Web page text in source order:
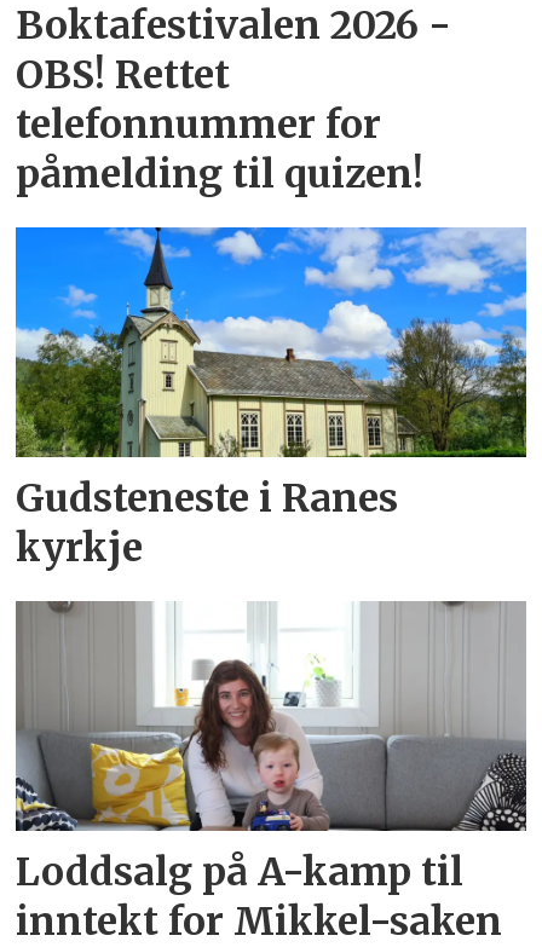
Boktafestivalen 2026 -
OBS! Rettet
telefonnummer for
påmelding til quizen!
Gudsteneste i Ranes
kyrkje
Loddsalg på A-kamp til
inntekt for Mikkel-saken